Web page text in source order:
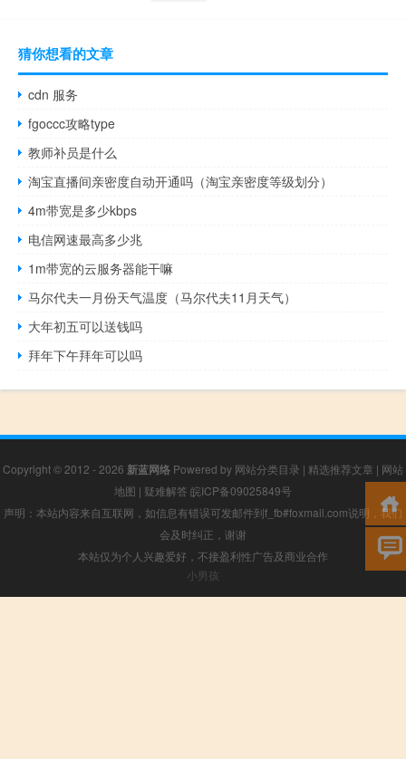
猜你想看的文章
cdn 服务
fgoccc攻略type
教师补员是什么
淘宝直播间亲密度自动开通吗（淘宝亲密度等级划分）
4m带宽是多少kbps
电信网速最高多少兆
1m带宽的云服务器能干嘛
马尔代夫一月份天气温度（马尔代夫11月天气）
大年初五可以送钱吗
拜年下午拜年可以吗
Copyright © 2012 - 2026 新蓝网络 Powered by 网站分类目录 | 精选推荐文章 | 网站
地图 | 疑难解答 皖ICP备09025849号
声明：本站内容来自互联网，如信息有错误可发邮件到f_fb#foxmail.com说明，我们
会及时纠正，谢谢
本站仅为个人兴趣爱好，不接盈利性广告及商业合作
小男孩